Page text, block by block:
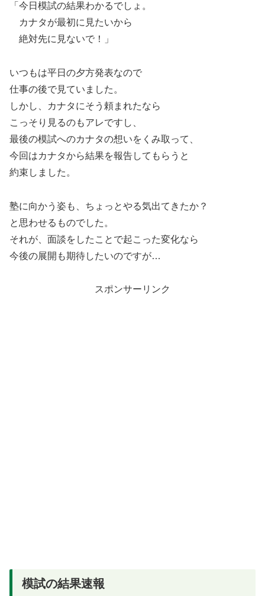
「今日模試の結果わかるでしょ。
カナタが最初に見たいから
絶対先に見ないで！」
いつもは平日の夕方発表なので
仕事の後で見ていました。
しかし、カナタにそう頼まれたなら
こっそり見るのもアレですし、
最後の模試へのカナタの想いをくみ取って、
今回はカナタから結果を報告してもらうと
約束しました。
塾に向かう姿も、ちょっとやる気出てきたか？
と思わせるものでした。
それが、面談をしたことで起こった変化なら
今後の展開も期待したいのですが…
スポンサーリンク
模試の結果速報